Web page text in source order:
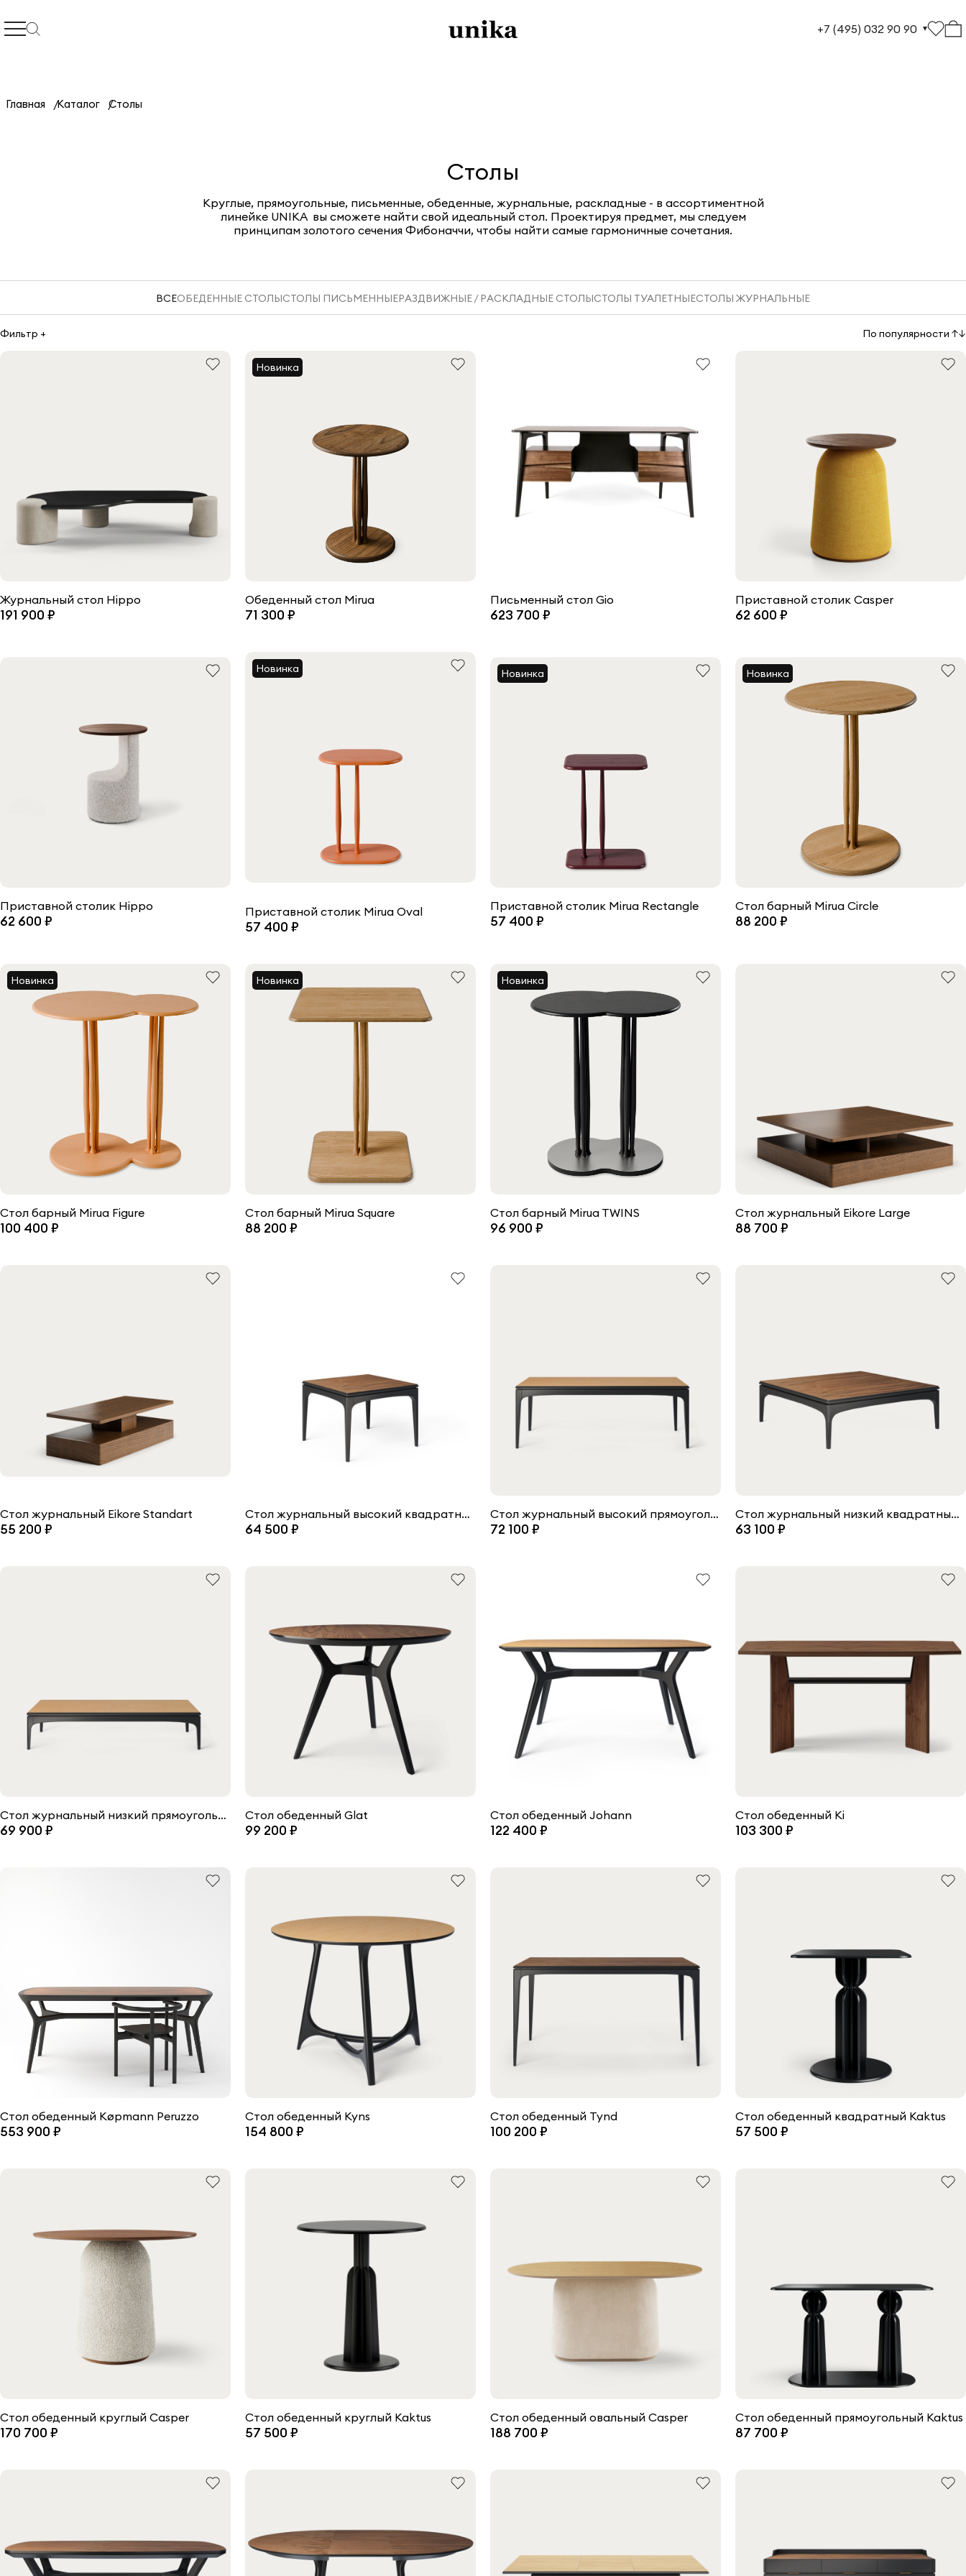
+7 (495) 032 90 90
Главная Каталог Столы
Столы
Круглые, прямоугольные, письменные, обеденные, журнальные, раскладные - в ассортиментной
линейке UNIKA вы сможете найти свой идеальный стол. Проектируя предмет, мы следуем
принципам золотого сечения Фибоначчи, чтобы найти самые гармоничные сочетания.
ВСЕОБЕДЕННЫЕ СТОЛЫСТОЛЫ ПИСЬМЕННЫЕРАЗДВИЖНЫЕ / РАСКЛАДНЫЕ СТОЛЫСТОЛЫ ТУАЛЕТНЫЕСТОЛЫ ЖУРНАЛЬНЫЕ
Фильтр + По популярности ↑↓
Журнальный стол Hippo
191 900 ₽
Новинка
Обеденный стол Mirua
71 300 ₽
Письменный стол Gio
623 700 ₽
Приставной столик Casper
62 600 ₽
Приставной столик Hippo
62 600 ₽
Новинка
Приставной столик Mirua Oval
57 400 ₽
Новинка
Приставной столик Mirua Rectangle
57 400 ₽
Новинка
Стол барный Mirua Сircle
88 200 ₽
Новинка
Стол барный Mirua Figure
100 400 ₽
Новинка
Стол барный Mirua Square
88 200 ₽
Новинка
Стол барный Mirua TWINS
96 900 ₽
Стол журнальный Eikore Large
88 700 ₽
Стол журнальный Eikore Standart
55 200 ₽
Стол журнальный высокий квадратный Tynd
64 500 ₽
Стол журнальный высокий прямоугольный Tynd
72 100 ₽
Стол журнальный низкий квадратный Tynd
63 100 ₽
Стол журнальный низкий прямоугольный Tynd
69 900 ₽
Стол обеденный Glat
99 200 ₽
Стол обеденный Johann
122 400 ₽
Стол обеденный Ki
103 300 ₽
Стол обеденный Køpmann Peruzzo
553 900 ₽
Стол обеденный Kyns
154 800 ₽
Стол обеденный Tynd
100 200 ₽
Стол обеденный квадратный Kaktus
57 500 ₽
Стол обеденный круглый Casper
170 700 ₽
Стол обеденный круглый Kaktus
57 500 ₽
Стол обеденный овальный Casper
188 700 ₽
Стол обеденный прямоугольный Kaktus
87 700 ₽